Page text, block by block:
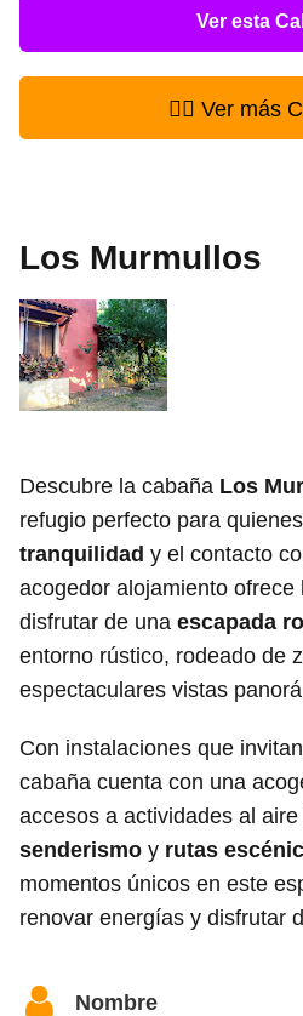
Ver esta
👉🏻 Ver más
Los Murmullos
Descubre la cabaña Los
refugio perfecto para
tranquilidad y el contacto
acogedor alojamiento ofrece
disfrutar de una escapada
entorno rústico, rodeado de
espectaculares vistas
Con instalaciones que
cabaña cuenta con una
accesos a actividades al
senderismo y rutas
momentos únicos en este
renovar energías y disfrutar
Nombre